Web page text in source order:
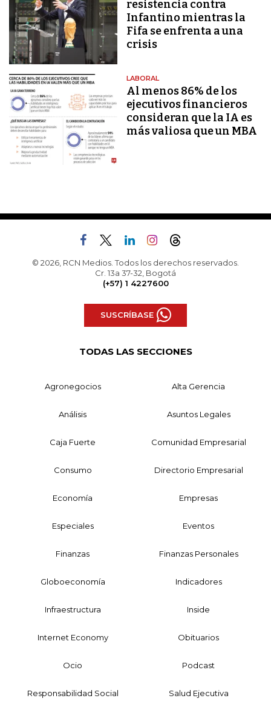
resistencia contra
Infantino mientras la
Fifa se enfrenta a una
crisis
LABORAL
Al menos 86% de los
ejecutivos financieros
consideran que la IA es
más valiosa que un MBA
© 2026, RCN Medios. Todos los derechos reservados.
Cr. 13a 37-32, Bogotá
(+57) 1 4227600
SUSCRÍBASE
TODAS LAS SECCIONES
Agronegocios Alta Gerencia
Análisis Asuntos Legales
Caja Fuerte Comunidad Empresarial
Consumo Directorio Empresarial
Economía Empresas
Especiales Eventos
Finanzas Finanzas Personales
Globoeconomía Indicadores
Infraestructura Inside
Internet Economy Obituarios
Ocio Podcast
Responsabilidad Social Salud Ejecutiva